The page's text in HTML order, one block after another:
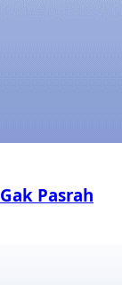
Pasrah